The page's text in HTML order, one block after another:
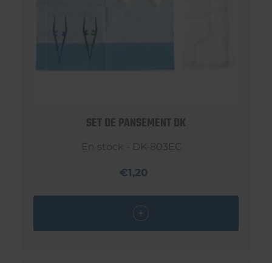
SET DE PANSEMENT DK
En stock - DK-803EC
€1,20